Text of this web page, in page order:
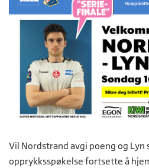
Vil Nordstrand avgi poeng og
opprykksspøkelse fortsette å